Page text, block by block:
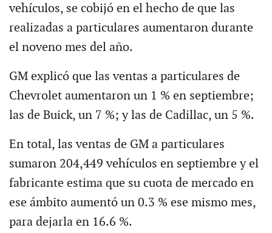
vehículos, se cobijó en el hecho de que las
realizadas a particulares aumentaron durante
el noveno mes del año.
GM explicó que las ventas a particulares de
Chevrolet aumentaron un 1 % en septiembre;
las de Buick, un 7 %; y las de Cadillac, un 5 %.
En total, las ventas de GM a particulares
sumaron 204,449 vehículos en septiembre y el
fabricante estima que su cuota de mercado en
ese ámbito aumentó un 0.3 % ese mismo mes,
para dejarla en 16.6 %.